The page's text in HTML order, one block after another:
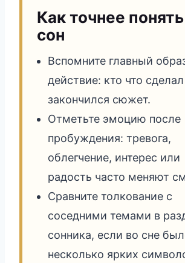
Как точнее
сон
Вспомните главный
действие: кто что
закончился сюжет.
Отметьте эмоцию после
пробуждения: тревога,
облегчение, интерес или
радость часто меняют
Сравните толкование с
соседними темами в
сонника, если во сне
несколько ярких